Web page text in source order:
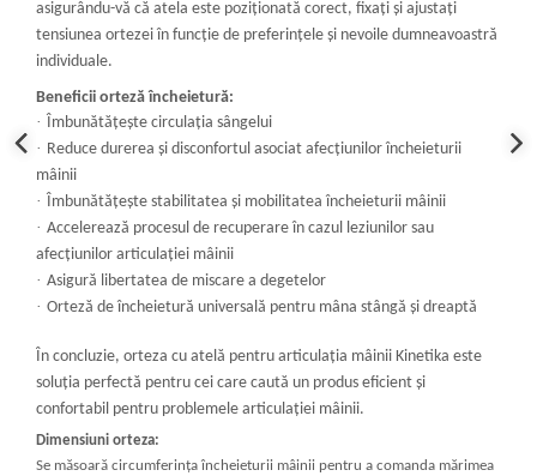
asigurându-vă că atela este poziționată corect, fixați și ajustați
tensiunea ortezei în funcție de preferințele și nevoile dumneavoastră
individuale.
Beneficii orteză încheietură:
· Îmbunătățește circulația sângelui
· Reduce durerea și disconfortul asociat afecțiunilor încheieturii
mâinii
· Îmbunătățește stabilitatea și mobilitatea încheieturii mâinii
· Accelerează procesul de recuperare în cazul leziunilor sau
afecțiunilor articulației mâinii
· Asigură libertatea de miscare a degetelor
· Orteză de încheietură universală pentru mâna stângă și dreaptă
În concluzie, orteza cu atelă pentru articulația mâinii Kinetika este
soluția perfectă pentru cei care caută un produs eficient și
confortabil pentru problemele articulației mâinii.
Dimensiuni orteza:
Se măsoară circumferința încheieturii mâinii pentru a comanda mărimea